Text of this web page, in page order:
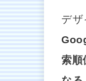
デ
索順